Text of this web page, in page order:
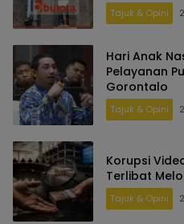
Tajuk & Opini
Hari Anak
Pelayanan
Gorontalo
Tajuk & Opini
Korupsi
Terlibat
Tajuk & Opini